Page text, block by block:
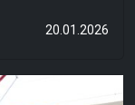
20.01.2026